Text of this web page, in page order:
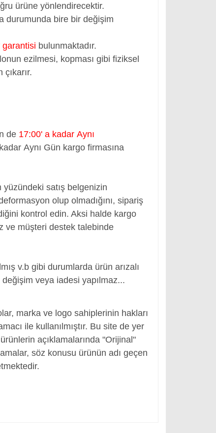
ürüne yönlendirecektir.
durumunda bire bir değişim
garantisi bulunmaktadır.
ezilmesi, kopması gibi fiziksel
de 17:00' a kadar Aynı
Aynı Gün kargo firmasına
satış belgenizin
olup olmadığını, sipariş
kontrol edin. Aksi halde kargo
ve müşteri destek talebinde
v.b gibi durumlarda ürün arızalı
veya iadesi yapılmaz...
marka ve logo sahiplerinin hakları
ile kullanılmıştır. Bu site de yer
açıklamalarında "Orijinal"
söz konusu ürünün adı geçen